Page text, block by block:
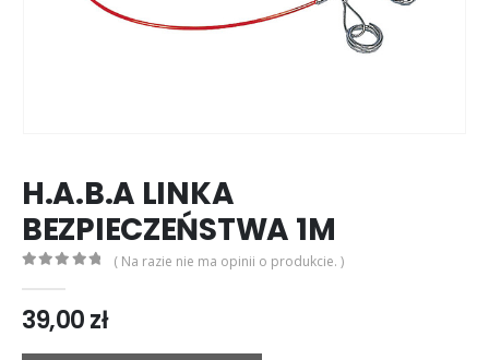
H.A.B.A LINKA
BEZPIECZEŃSTWA 1M
( Na razie nie ma opinii o produkcie. )
39,00zł